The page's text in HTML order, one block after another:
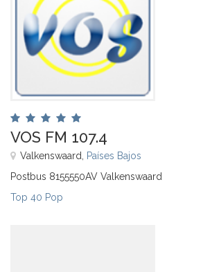
VOS FM 107.4
Valkenswaard, Países Bajos
Postbus 8155550AV Valkenswaard
Top 40 Pop